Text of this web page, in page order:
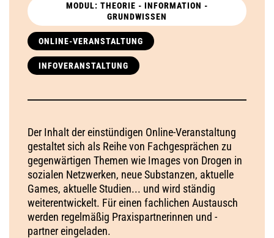
MODUL: THEORIE - INFORMATION -
GRUNDWISSEN
ONLINE-VERANSTALTUNG
INFOVERANSTALTUNG
Der Inhalt der einstündigen Online-Veranstaltung
gestaltet sich als Reihe von Fachgesprächen zu
gegenwärtigen Themen wie Images von Drogen in
sozialen Netzwerken, neue Substanzen, aktuelle
Games, aktuelle Studien... und wird ständig
weiterentwickelt. Für einen fachlichen Austausch
werden regelmäßig Praxispartnerinnen und -
partner eingeladen.